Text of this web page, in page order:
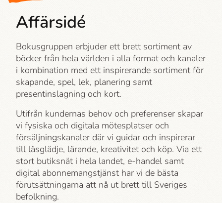
Affärsidé
Bokusgruppen erbjuder ett brett sortiment av
böcker från hela världen i alla format och kanaler
i kombination med ett inspirerande sortiment för
skapande, spel, lek, planering samt
presentinslagning och kort.
Utifrån kundernas behov och preferenser skapar
vi fysiska och digitala mötesplatser och
försäljningskanaler där vi guidar och inspirerar
till läsglädje, lärande, kreativitet och köp. Via ett
stort butiksnät i hela landet, e-handel samt
digital abonnemangstjänst har vi de bästa
förutsättningarna att nå ut brett till Sveriges
befolkning.